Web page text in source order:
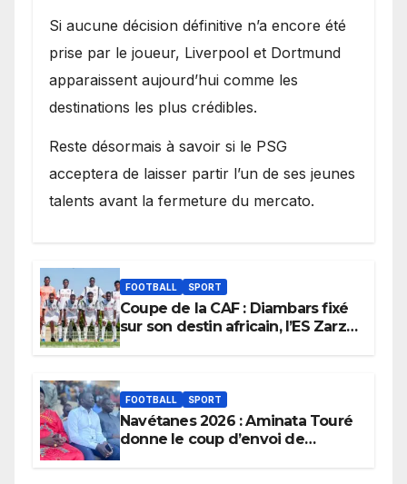
Si aucune décision définitive n’a encore été
prise par le joueur, Liverpool et Dortmund
apparaissent aujourd’hui comme les
destinations les plus crédibles.
Reste désormais à savoir si le PSG
acceptera de laisser partir l’un de ses jeunes
talents avant la fermeture du mercato.
FOOTBALL SPORT
Coupe de la CAF : Diambars fixé
sur son destin africain, l’ES Zarzis
FOOTBALL SPORT
Navétanes 2026 : Aminata Touré
donne le coup d’envoi de